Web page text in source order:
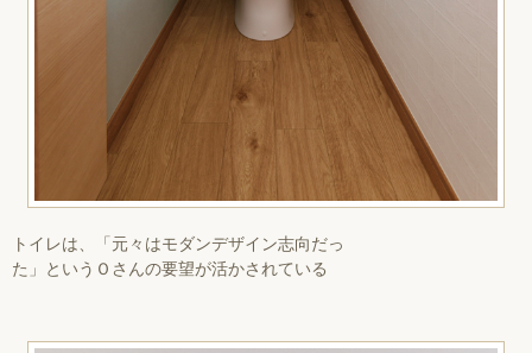
トイレは、「元々はモダンデザイン志向だっ
た」というＯさんの要望が活かされている